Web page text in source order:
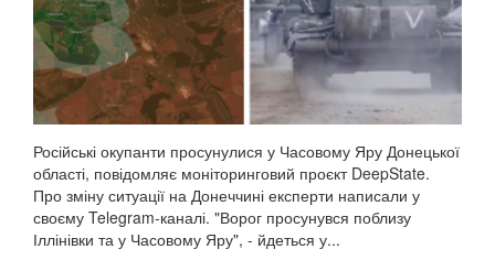
Російські окупанти просунулися у Часовому Яру Донецької
області, повідомляє моніторинговий проєкт DeepState.
Про зміну ситуації на Донеччині експерти написали у
своєму Telegram-каналі. "Ворог просунувся поблизу
Іллінівки та у Часовому Яру", - йдеться у...